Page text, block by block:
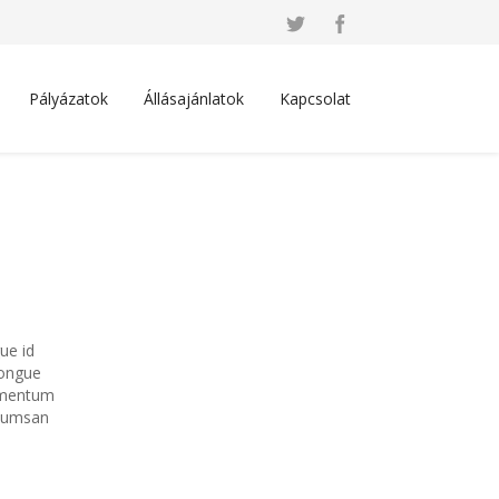
Pályázatok Állásajánlatok Kapcsolat
id